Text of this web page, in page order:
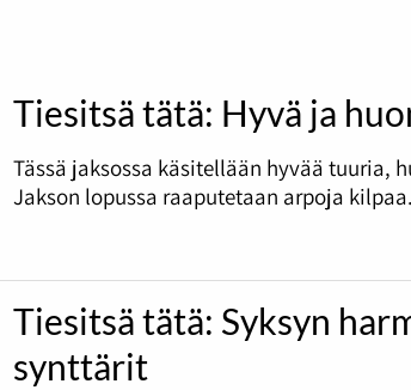
Tiesitsä tätä: Hyvä ja
Tässä jaksossa käsitellään hyvää tuuria,
Jakson lopussa raaputetaan arpoja kilpaa.
Tiesitsä tätä: Syksyn
synttärit